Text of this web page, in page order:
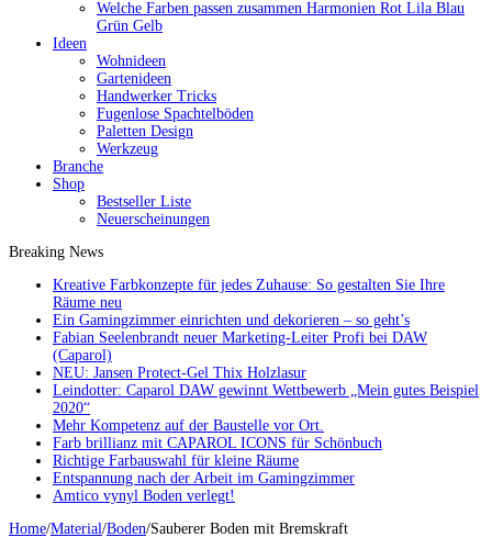
Welche Farben passen zusammen Harmonien Rot Lila Blau
Grün Gelb
Ideen
Wohnideen
Gartenideen
Handwerker Tricks
Fugenlose Spachtelböden
Paletten Design
Werkzeug
Branche
Shop
Bestseller Liste
Neuerscheinungen
Breaking News
Kreative Farbkonzepte für jedes Zuhause: So gestalten Sie Ihre
Räume neu
Ein Gamingzimmer einrichten und dekorieren – so geht’s
Fabian Seelenbrandt neuer Marketing-Leiter Profi bei DAW
(Caparol)
NEU: Jansen Protect-Gel Thix Holzlasur
Leindotter: Caparol DAW gewinnt Wettbewerb „Mein gutes Beispiel
2020“
Mehr Kompetenz auf der Baustelle vor Ort.
Farb brillianz mit CAPAROL ICONS für Schönbuch
Richtige Farbauswahl für kleine Räume
Entspannung nach der Arbeit im Gamingzimmer
Amtico vynyl Boden verlegt!
Home/Material/Boden/Sauberer Boden mit Bremskraft